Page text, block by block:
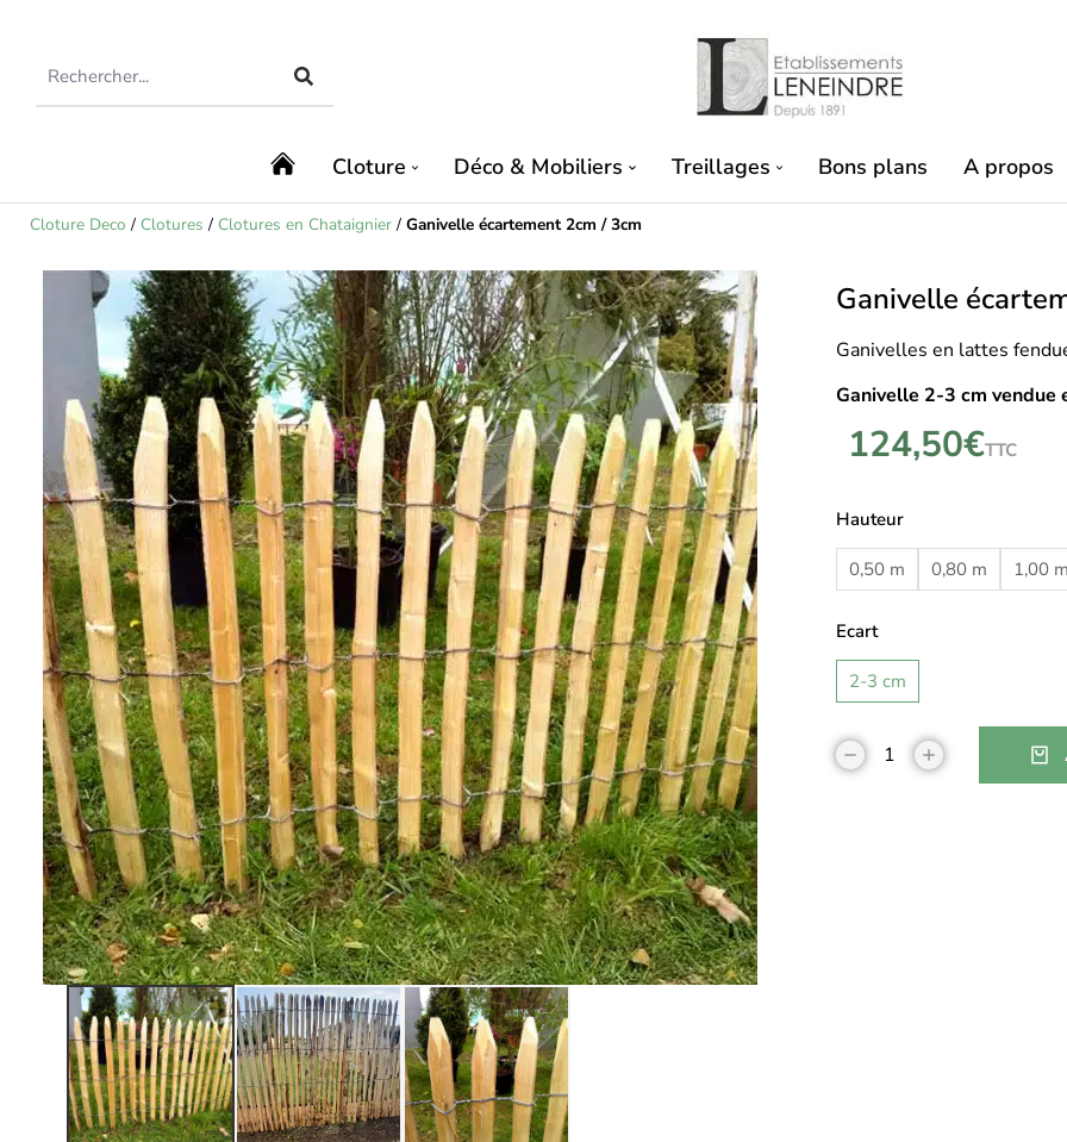
Cloture Déco & Mobiliers Treillages Bons plans A propos
Cloture Deco / Clotures / Clotures en Chataignier/ Ganivelle écartement 2cm / 3cm
Ganivelle
Ganivelles en lattes
Ganivelle 2-3 cm vendue
124,50€TTC
Hauteur
0,50 m 0,80 m 1,00 m
Ecart
2-3 cm